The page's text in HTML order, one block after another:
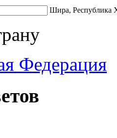
Шира, Республика
Федерация